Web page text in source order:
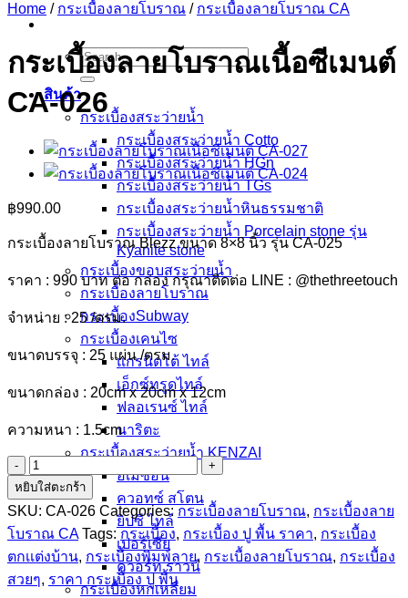
Search
for:
สินค้า
กระเบื้องสระว่ายนํ้า
กระเบื้องสระว่ายน้ำ Cotto
กระเบื้องสระว่ายน้ำ HGn
กระเบื้องสระว่ายน้ำ TGs
กระเบื้องสระว่ายน้ำหินธรรมชาติ
กระเบื้องสระว่ายนํ้า Porcelain stone รุ่น
Kyanite stone
กระเบื้องขอบสระว่ายน้ำ
กระเบื้องลายโบราณ
กระเบื้องSubway
กระเบื้องเคนไซ
แกรนิตโต้ ไทล์
เอ็กซ์ทรูดไทล์
ฟลอเรนซ์ ไทล์
นาริตะ
กระเบื้องสระว่ายน้ำ KENZAI
อเมซอน
ควอทซ์ สโตน
ยิปซี ไทล์
เปอร์เซีย
ควอร์ท ราวน์
กระเบื้องหกเหลี่ยม
Home / กระเบื้องลายโบราณ / กระเบื้องลายโบราณ CA
กระเบื้องลายโบราณเนื้อซีเมนต์
CA-026
฿990.00
กระเบื้องลายโบราณ Blezz ขนาด 8×8 นิ้ว รุ่น CA-025
ราคา : 990 บาท ต่อ กล่อง กรุณาติดต่อ LINE : @thethreetouch
จำหน่าย : 25 /ตรม.
ขนาดบรรจุ : 25 แผ่น /ตรม.
ขนาดกล่อง : 20cm x 20cm x 12cm
ความหนา : 1.5cm
กระเบื้อง
ลาย
โบราณ
เนื้อ
ซีเมนต์
CA-
หยิบใส่ตะกร้า
SKU: CA-026 Categories: กระเบื้องลายโบราณ, กระเบื้องลาย
โบราณ CA Tags: กระเบื้อง, กระเบื้อง ปู พื้น ราคา, กระเบื้อง
ตกเเต่งบ้าน, กระเบื้องพิมพ์ลาย, กระเบื้องลายโบราณ, กระเบื้อง
สวยๆ, ราคา กระเบื้อง ปู พื้น